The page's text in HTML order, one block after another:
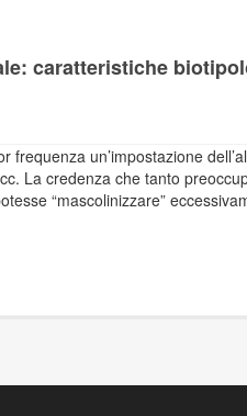
caratteristiche
un’impostazione
La credenza che tanto
“mascolinizzare”